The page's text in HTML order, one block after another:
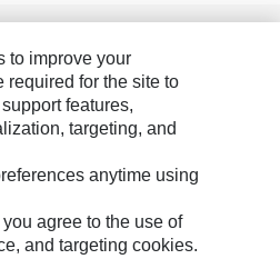
to improve your
required for the site to
features,
targeting, and
anytime using
agree to the use of
and targeting cookies.